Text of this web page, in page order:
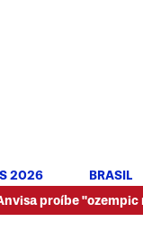
2026 BRASIL
"ozempic natural" e